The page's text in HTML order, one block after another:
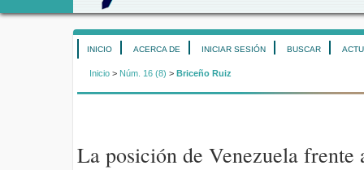
INICIO ACERCA DE INICIAR SESIÓN BUSCAR
Inicio > Núm. 16 (8) > Briceño Ruiz
La posición de Venezuela